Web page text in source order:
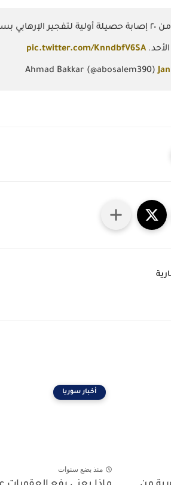
pic.twitter.com/KnndbfV6SA
أخبار سوريا
منذ بضع سنوات